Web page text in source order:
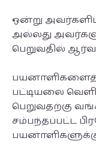
ஒன்று
அல்லது
பெறுவதில்
பயனாளிகளைத்
பட்டியலை
பெறுவதற்கு
சம்பந்தப்பட்ட